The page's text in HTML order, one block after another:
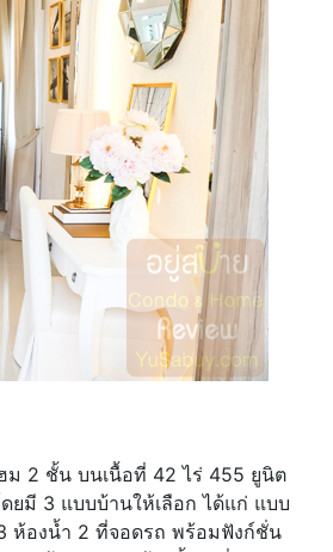
ม 2 ชั้น บนเนื้อที่ 42 ไร่ 455 ยูนิต
ยมี 3 แบบบ้านให้เลือก ได้แก่ แบบ
ห้องน้ำ 2 ที่จอดรถ พร้อมฟังก์ชั่น